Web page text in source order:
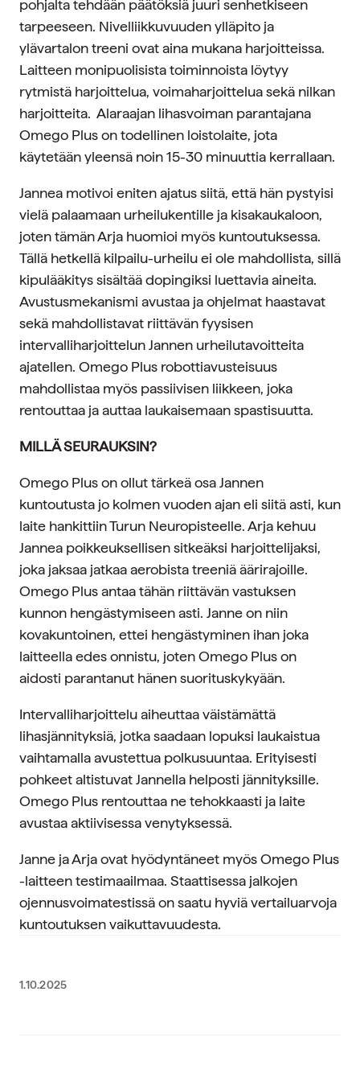
pohjalta tehdään päätöksiä juuri senhetkiseen
tarpeeseen. Nivelliikkuvuuden ylläpito ja
ylävartalon treeni ovat aina mukana harjoitteissa.
Laitteen monipuolisista toiminnoista löytyy
rytmistä harjoittelua, voimaharjoittelua sekä nilkan
harjoitteita. Alaraajan lihasvoiman parantajana
Omego Plus on todellinen loistolaite, jota
käytetään yleensä noin 15-30 minuuttia kerrallaan.
Jannea motivoi eniten ajatus siitä, että hän pystyisi
vielä palaamaan urheilukentille ja kisakaukaloon,
joten tämän Arja huomioi myös kuntoutuksessa.
Tällä hetkellä kilpailu-urheilu ei ole mahdollista, sillä
kipulääkitys sisältää dopingiksi luettavia aineita.
Avustusmekanismi avustaa ja ohjelmat haastavat
sekä mahdollistavat riittävän fyysisen
intervalliharjoittelun Jannen urheilutavoitteita
ajatellen. Omego Plus robottiavusteisuus
mahdollistaa myös passiivisen liikkeen, joka
rentouttaa ja auttaa laukaisemaan spastisuutta.
MILLÄ SEURAUKSIN?
Omego Plus on ollut tärkeä osa Jannen
kuntoutusta jo kolmen vuoden ajan eli siitä asti, kun
laite hankittiin Turun Neuropisteelle. Arja kehuu
Jannea poikkeuksellisen sitkeäksi harjoittelijaksi,
joka jaksaa jatkaa aerobista treeniä äärirajoille.
Omego Plus antaa tähän riittävän vastuksen
kunnon hengästymiseen asti. Janne on niin
kovakuntoinen, ettei hengästyminen ihan joka
laitteella edes onnistu, joten Omego Plus on
aidosti parantanut hänen suorituskykyään.
Intervalliharjoittelu aiheuttaa väistämättä
lihasjännityksiä, jotka saadaan lopuksi laukaistua
vaihtamalla avustettua polkusuuntaa. Erityisesti
pohkeet altistuvat Jannella helposti jännityksille.
Omego Plus rentouttaa ne tehokkaasti ja laite
avustaa aktiivisessa venytyksessä.
Janne ja Arja ovat hyödyntäneet myös Omego Plus
-laitteen testimaailmaa. Staattisessa jalkojen
ojennusvoimatestissä on saatu hyviä vertailuarvoja
kuntoutuksen vaikuttavuudesta.
1.10.2025